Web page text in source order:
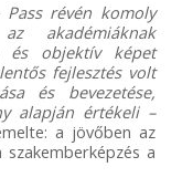
révén komoly
akadémiáknak
és objektív képet
fejlesztés volt
és bevezetése,
alapján értékeli –
a jövőben az
a